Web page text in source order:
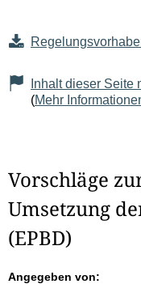
Inhalt dieser Seite
(Mehr
Vorschläge
Umsetzung
(EPBD)
Angegeben von: